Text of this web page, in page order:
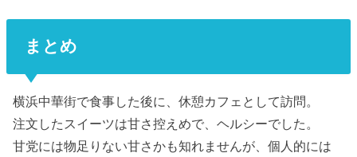
まとめ
横浜中華街で食事した後に、休憩カフェとして訪問。
注文したスイーツは甘さ控えめで、ヘルシーでした。
甘党には物足りない甘さかも知れませんが、個人的には